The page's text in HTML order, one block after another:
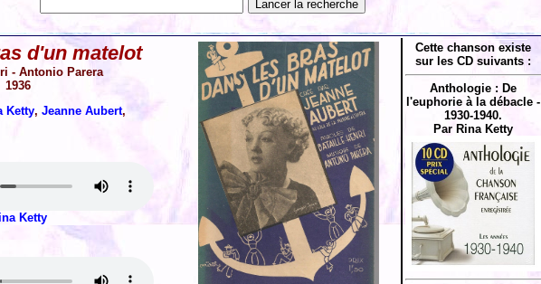
d'un matelot
- Antonio Parera
1936
Ketty, Jeanne Aubert,
Ketty
Cette chanson existe
sur les CD suivants :
Anthologie : De
l'euphorie à la débacle -
1930-1940.
Par Rina Ketty